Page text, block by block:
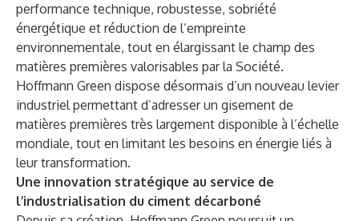
performance technique, robustesse, sobriété
énergétique et réduction de l’empreinte
environnementale, tout en élargissant le champ des
matières premières valorisables par la Société.
Hoffmann Green dispose désormais d’un nouveau levier
industriel permettant d’adresser un gisement de
matières premières très largement disponible à l’échelle
mondiale, tout en limitant les besoins en énergie liés à
leur transformation.
Une innovation stratégique au service de
l’industrialisation du ciment décarboné